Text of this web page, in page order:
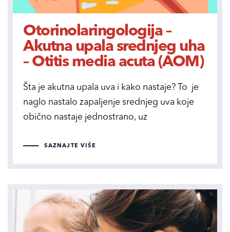
Otorinolaringologija –
Akutna upala srednjeg uha
– Otitis media acuta (AOM)
Šta je akutna upala uva i kako nastaje? To je
naglo nastalo zapaljenje srednjeg uva koje
obično nastaje jednostrano, uz
SAZNAJTE VIŠE